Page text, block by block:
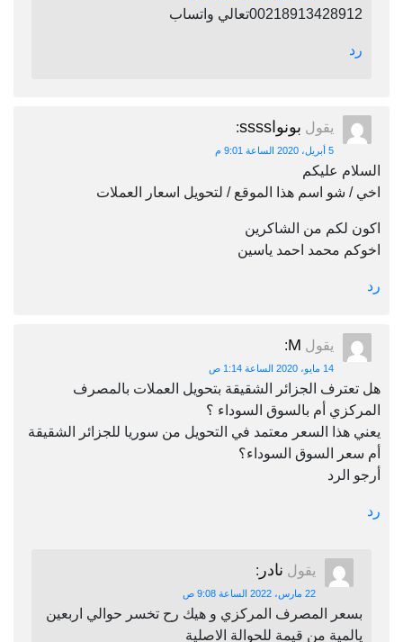
00218913428912تعالي واتساب
رد
يقول بونواssss :
5 أبريل، 2020 الساعة 9:01 م
السلام عليكم
اخي / شو اسم هذا الموقع / لتحويل اسعار العملات
اكون لكم من الشاكرين
اخوكم محمد احمد ياسين
رد
يقول M
:
14 مايو، 2020 الساعة 1:14 ص
هل تعترف الجزائر الشقيقة بتحويل العملات بالمصرف
المركزي أم بالسوق السوداء ؟
يعني هذا السعر معتمد في التحويل من سوريا للجزائر الشقيقة
أم سعر السوق السوداء؟
أرجو الرد
رد
يقول نادر :
22 مارس، 2022 الساعة 9:08 ص
بسعر المصرف المركزي و هيك رح تخسر حوالي اربعين
يالمية من قيمة للحوالة الاصلية